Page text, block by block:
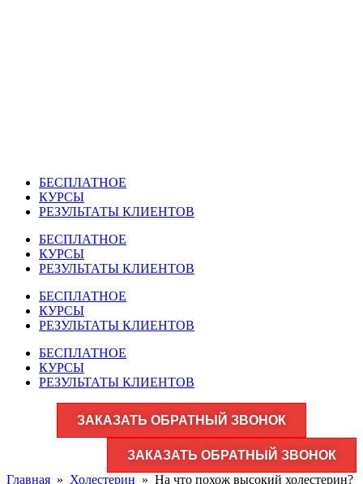
БЕСПЛАТНОЕ
КУРСЫ
РЕЗУЛЬТАТЫ КЛИЕНТОВ
БЕСПЛАТНОЕ
КУРСЫ
РЕЗУЛЬТАТЫ КЛИЕНТОВ
БЕСПЛАТНОЕ
КУРСЫ
РЕЗУЛЬТАТЫ КЛИЕНТОВ
БЕСПЛАТНОЕ
КУРСЫ
РЕЗУЛЬТАТЫ КЛИЕНТОВ
ЗАКАЗАТЬ ОБРАТНЫЙ ЗВОНОК
ЗАКАЗАТЬ ОБРАТНЫЙ ЗВОНОК
Главная » Холестерин » На что похож высокий холестерин?